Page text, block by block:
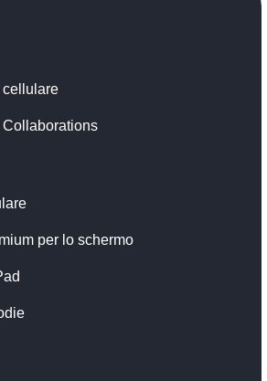
cellulare
Collaborations
per lo schermo